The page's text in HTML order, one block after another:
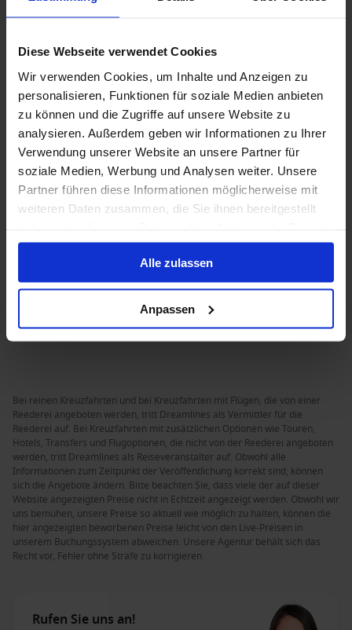
Diese Webseite verwendet Cookies
Wir verwenden Cookies, um Inhalte und Anzeigen zu
personalisieren, Funktionen für soziale Medien anbieten
zu können und die Zugriffe auf unsere Website zu
analysieren. Außerdem geben wir Informationen zu Ihrer
Verwendung unserer Website an unsere Partner für
soziale Medien, Werbung und Analysen weiter. Unsere
Partner führen diese Informationen möglicherweise mit
weiteren Daten zusammen, die Sie ihnen bereitgestellt
gesammelt haben.
Alle zulassen
Anpassen
Die Costa Toscana ist seit 2022 Teil der Costa-
einen der beliebtesten italienischen Orte der Welt.
Außerdem wird sie neben der Costa Smeralda das
zweite Costa-Schiff sein, das vollständig mit LNG
betrieben wird.
Baujahr :
2021
Währung
EUR
Passagiere:
6554
Deckplan anzeigen
Bei reinen Kreuzfahrten und bei Kreuzfahrten mit Flügen, die von einer
Reederei angeboten werden, tritt Dreamlines als Vermittler für die
Reederei auf. Bei Kreuzfahrten mit zusätzlichen Optionen wie Touren,
Hotels, Transfers und Flugoptionen, die nicht von der Reederei angeboten
werden, tritt Dreamlines als Reiseveranstalter auf. Obwohl alle
Informationen zum Zeitpunkt der Veröffentlichung korrekt sind, können
sich die Angebote ändern. Bitte beachten Sie, dass viele der auf dieser
Website angezeigten Preise nicht in Echtzeit angezeigt werden. Obwohl wir
uns bemühen, unsere Preise so aktuell wie möglich zu halten, können die
hier angezeigten beworbenen Preise leicht von den Live-Preisen in
unserem Buchungssystem abweichen. Unsere Agentur behält sich das
Recht vor, Fehler ohne Strafe zu korrigieren.
Rufen Sie uns an!